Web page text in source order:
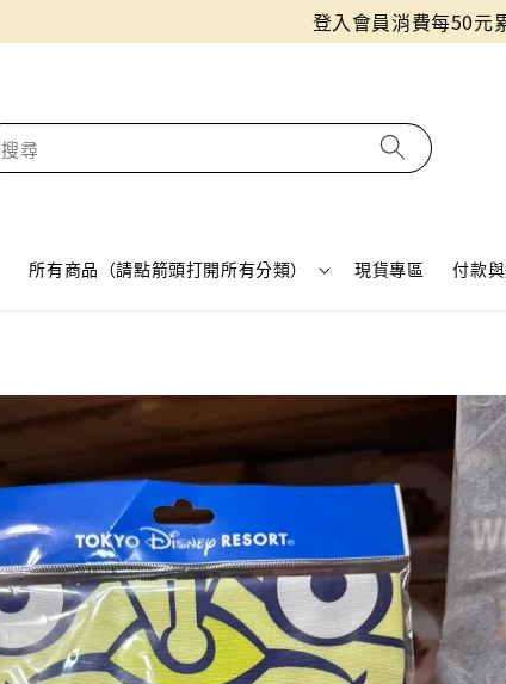
同月份預購單
搜尋
所有商品（請點箭頭打開所有分類） 現貨專區 付款